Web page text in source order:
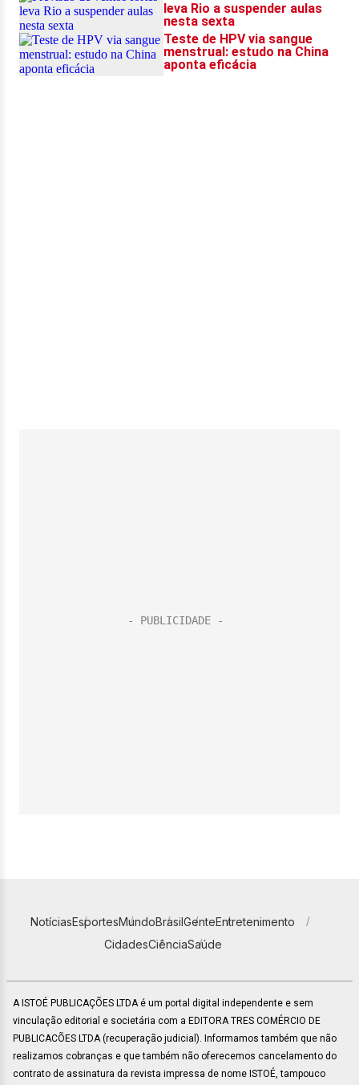
NotíciasEsportesMundoBrasilGenteEntretenimento
CidadesCiênciaSaúde
A ISTOÉ PUBLICAÇÕES LTDA é um portal digital independente e sem
vinculação editorial e societária com a EDITORA TRES COMÉRCIO DE
PUBLICACÕES LTDA (recuperação judicial). Informamos também que não
realizamos cobranças e que também não oferecemos cancelamento do
contrato de assinatura da revista impressa de nome ISTOÉ, tampouco